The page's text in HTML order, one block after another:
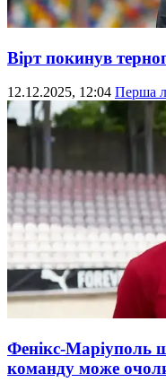
Вірт покинув
12.12.2025, 12:04 Перша
Фенікс-Маріуполь
команду може